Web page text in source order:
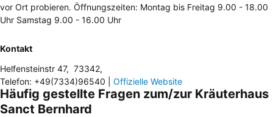
vor Ort probieren. Öffnungszeiten: Montag bis Freitag 9.00 - 18.00
Uhr Samstag 9.00 - 16.00 Uhr
Kontakt
Helfensteinstr 47, 73342,
Telefon: +49(7334)96540 Offizielle Website
Häufig gestellte Fragen zum/zur Kräuterhaus
Sanct Bernhard